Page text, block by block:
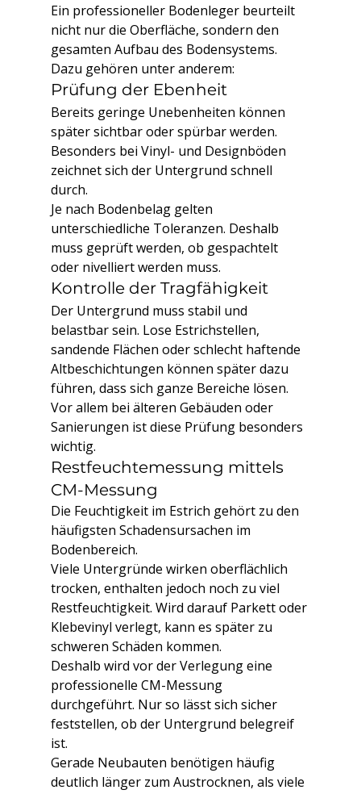
Ein professioneller Bodenleger beurteilt
nicht nur die Oberfläche, sondern den
gesamten Aufbau des Bodensystems.
Dazu gehören unter anderem:
Prüfung der Ebenheit
Bereits geringe Unebenheiten können
später sichtbar oder spürbar werden.
Besonders bei Vinyl- und Designböden
zeichnet sich der Untergrund schnell
durch.
Je nach Bodenbelag gelten
unterschiedliche Toleranzen. Deshalb
muss geprüft werden, ob gespachtelt
oder nivelliert werden muss.
Kontrolle der Tragfähigkeit
Der Untergrund muss stabil und
belastbar sein. Lose Estrichstellen,
sandende Flächen oder schlecht haftende
Altbeschichtungen können später dazu
führen, dass sich ganze Bereiche lösen.
Vor allem bei älteren Gebäuden oder
Sanierungen ist diese Prüfung besonders
wichtig.
Restfeuchtemessung mittels
CM-Messung
Die Feuchtigkeit im Estrich gehört zu den
häufigsten Schadensursachen im
Bodenbereich.
Viele Untergründe wirken oberflächlich
trocken, enthalten jedoch noch zu viel
Restfeuchtigkeit. Wird darauf Parkett oder
Klebevinyl verlegt, kann es später zu
schweren Schäden kommen.
Deshalb wird vor der Verlegung eine
professionelle CM-Messung
durchgeführt. Nur so lässt sich sicher
feststellen, ob der Untergrund belegreif
ist.
Gerade Neubauten benötigen häufig
deutlich länger zum Austrocknen, als viele